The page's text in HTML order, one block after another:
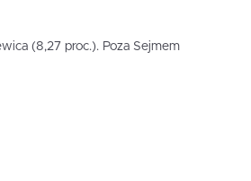
(8,27 proc.). Poza Sejmem